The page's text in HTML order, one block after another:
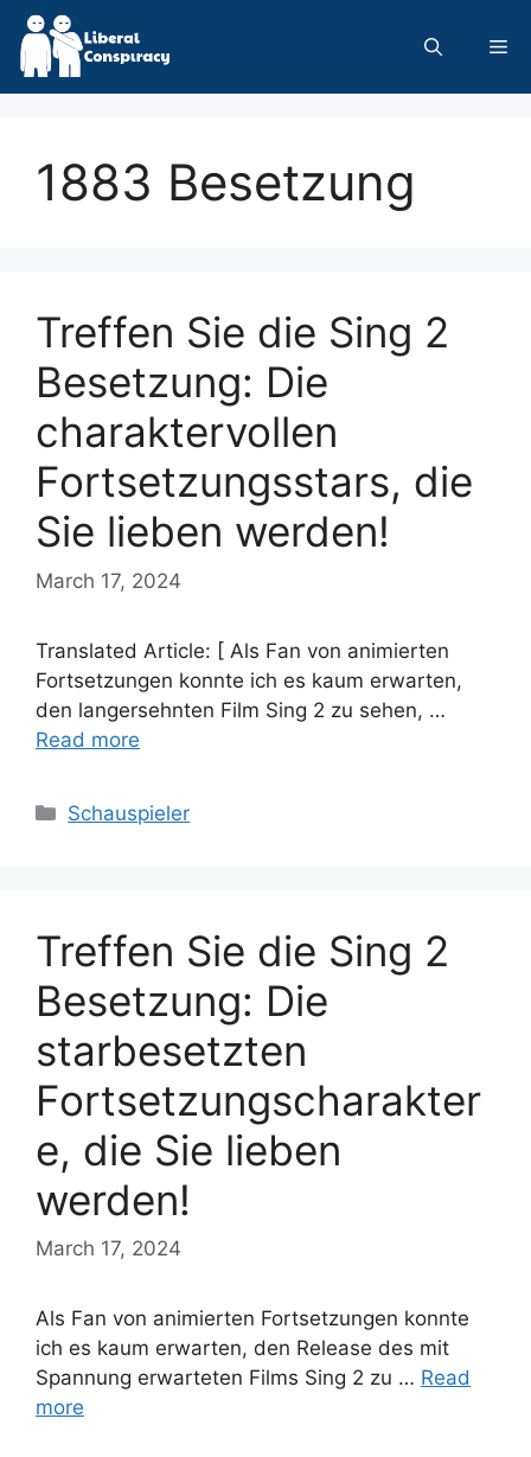
Skip
content
1883 Besetzung
Treffen Sie die Sing 2
Besetzung: Die
charaktervollen
Fortsetzungsstars, die
Sie lieben werden!
March 17, 2024
Translated Article: [ Als Fan von animierten
Fortsetzungen konnte ich es kaum erwarten,
den langersehnten Film Sing 2 zu sehen, …
Read more
Categories
Schauspieler
Treffen Sie die Sing 2
Besetzung: Die
starbesetzten
Fortsetzungscharakter
e, die Sie lieben
werden!
March 17, 2024
Als Fan von animierten Fortsetzungen konnte
ich es kaum erwarten, den Release des mit
Spannung erwarteten Films Sing 2 zu … Read
more